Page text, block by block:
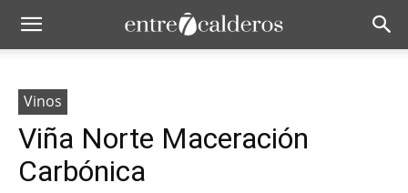
Vinos
Viña Norte Maceración
Carbónica